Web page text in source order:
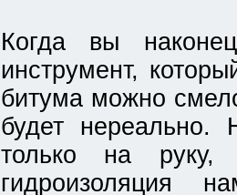
Когда вы
инструмент,
битума можно
будет нереально.
только на руку,
гидроизоляция